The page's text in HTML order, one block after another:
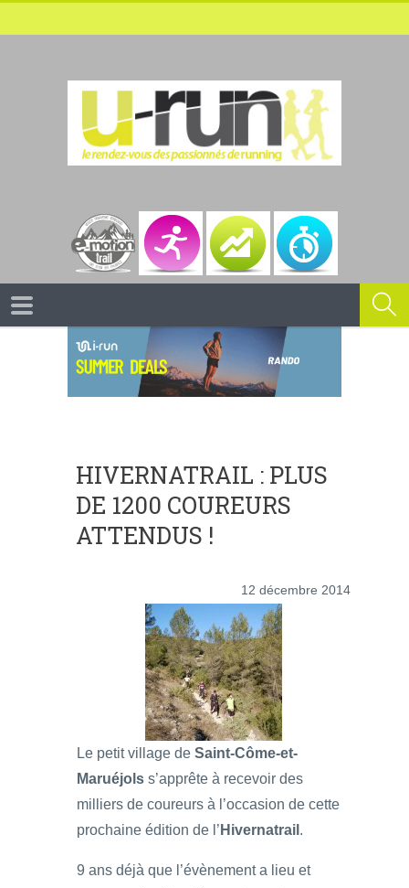
HIVERNATRAIL : PLUS
DE 1200 COUREURS
ATTENDUS !
12 décembre 2014
Le petit village de Saint-Côme-et-
Maruéjols s’apprête à recevoir des
milliers de coureurs à l’occasion de cette
prochaine édition de l’ Hivernatrail .
9 ans déjà que l’évènement a lieu et